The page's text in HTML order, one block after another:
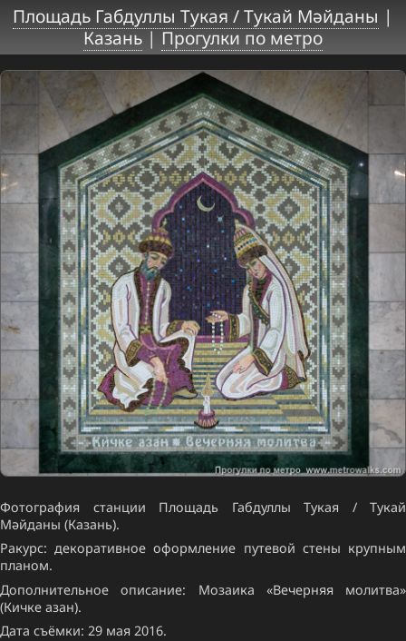
Площадь Габдуллы Тукая / Тукай Мәйданы |
Казань|Прогулки по метро
Фотография станции Площадь Габдуллы Тукая / Тукай
Мәйданы (Казань).
Ракурс: декоративное оформление путевой стены крупным
планом.
Дополнительное описание: Мозаика «Вечерняя молитва»
(Кичке азан).
Дата съёмки: 29 мая 2016.